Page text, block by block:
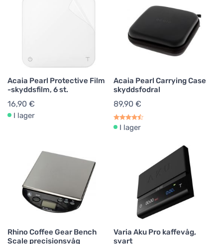
Acaia Pearl Protective Film
-skyddsfilm, 6 st.
16,90 €
I lager
Acaia Pearl Carrying Case
skyddsfodral
89,90 €
I lager
Rhino Coffee Gear Bench
Scale precisionsvåg
Varia Aku Pro kaffevåg,
svart